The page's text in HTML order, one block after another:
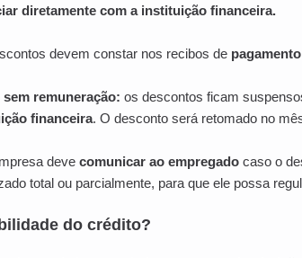
diretamente com a instituição financeira.
devem constar nos recibos de
remuneração: os descontos ficam
financeira. O desconto será retomado no
devecomunicar ao empregado caso o
total ou parcialmente, para que ele possa
do crédito?